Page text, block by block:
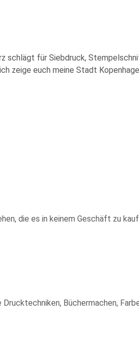
für Siebdruck,
zeige euch meine Stadt
die es in keinem Geschäft zu
Büchermachen,